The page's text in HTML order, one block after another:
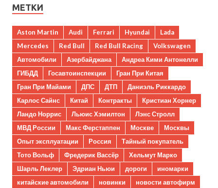
МЕТКИ
Aston Martin Audi Ferrari Hyundai
Lada
Mercedes
Red Bull Red Bull Racing
Volkswagen
Автомобили
Азербайджана
Андреа Кими Антонелли
ГИБДД
Госавтоинспекции
Гран При Китая
Гран При Майами
ДПС ДТП
Даниэль Риккардо
Карлос Сайнс
Китай Контракты
Кристиан Хорнер
Ландо Норрис
Льюис Хэмилтон
Лэнс Стролл
МВД России
Макс Ферстаппен Москве
Москвы
Опыт эксплуатации
Россия
Тайный покупатель
Тото Вольф
Фредерик Вассёр
Хельмут Марко
Шарль Леклер
Эдриан Ньюи дороги
иномарки
китайские автомобили
новинки
новости автофирм